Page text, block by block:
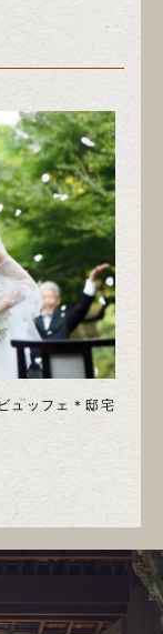
ュッフェ＊邸宅